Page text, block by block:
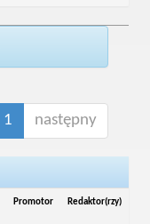
1 następny
Promotor Redaktor(rzy)